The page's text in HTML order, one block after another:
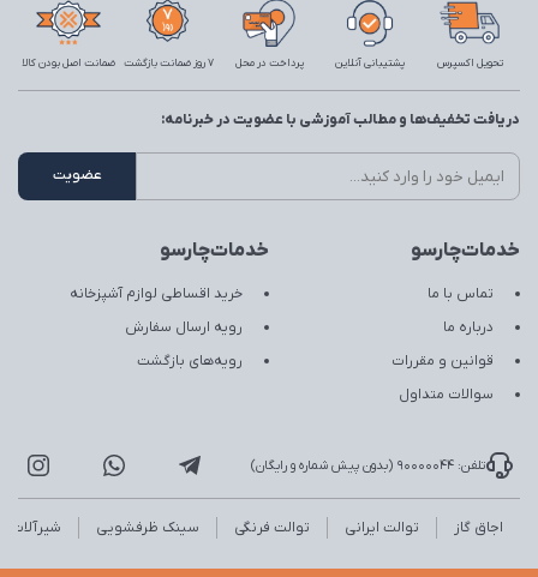
تحویل اکسپرس پشتیبانی آنلاین پرداخت در محل 7 روز ضمانت بازگشت ضمانت اصل بودن کالا
خدمات‌چارسو
تماس با ما
درباره ما
قوانین و مقررات
سوالات متداول
خدمات‌چارسو
خرید اقساطی لوازم آشپزخانه
رویه ارسال سفارش
رویه‌های بازگشت
دریافت تخفیف‌ها و مطالب آموزشی با عضویت در خبرنامه:
تلفن: 90000044 (بدون پیش شماره و رایگان)
اجاق گاز توالت ایرانی توالت فرنگی سینک ظرفشویی شیرآلات